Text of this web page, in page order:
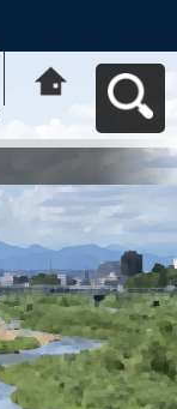
動応援ｻｲﾄ はち
コミねっとへ戻